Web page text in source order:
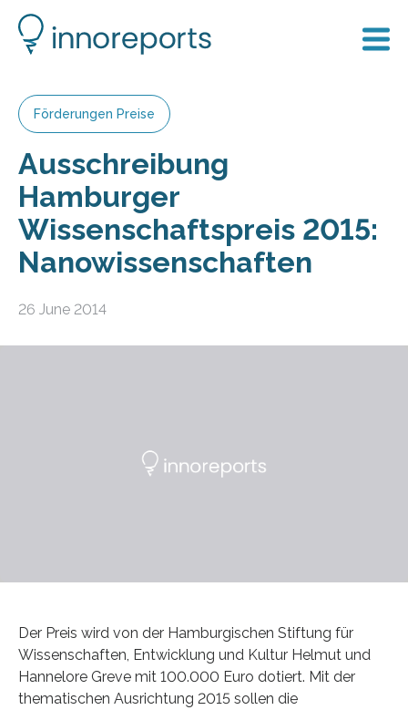
Förderungen Preise
Ausschreibung
Hamburger
Wissenschaftspreis 2015:
Nanowissenschaften
26 June 2014
Der Preis wird von der Hamburgischen Stiftung für
Wissenschaften, Entwicklung und Kultur Helmut und
Hannelore Greve mit 100.000 Euro dotiert. Mit der
thematischen Ausrichtung 2015 sollen die